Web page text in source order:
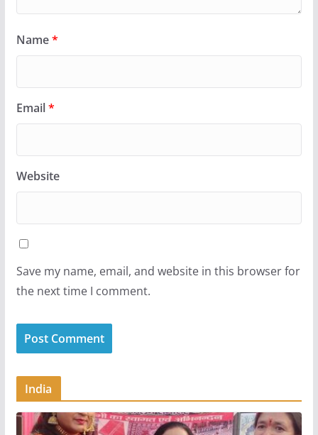
Name*
Email*
Website
Save my name, email, and website in this browser for
the next time I comment.
India